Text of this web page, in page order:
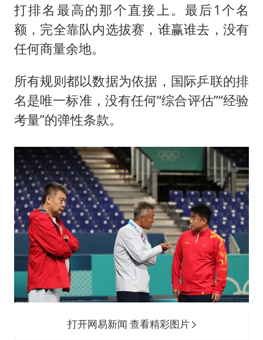
打排名最高的那个直接上。最后1个名
额，完全靠队内选拔赛，谁赢谁去，没有
任何商量余地。
所有规则都以数据为依据，国际乒联的排
名是唯一标准，没有任何“综合评估”“经验
考量”的弹性条款。
打开网易新闻 查看精彩图片